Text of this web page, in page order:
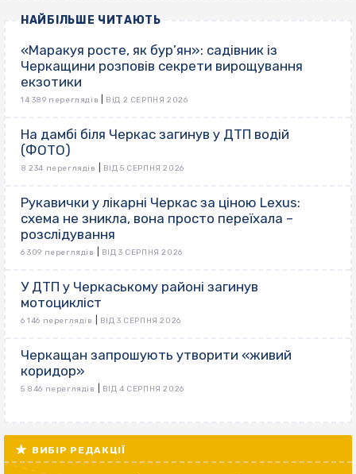
НАЙБІЛЬШЕ ЧИТАЮТЬ
«Маракуя росте, як бур’ян»: садівник із
Черкащини розповів секрети вирощування
екзотики
14 389 переглядів ВІД 2 СЕРПНЯ 2026
На дамбі біля Черкас загинув у ДТП водій
(ФОТО)
8 234 переглядів ВІД 5 СЕРПНЯ 2026
Рукавички у лікарні Черкас за ціною Lexus:
схема не зникла, вона просто переїхала –
розслідування
6 309 переглядів ВІД 3 СЕРПНЯ 2026
У ДТП у Черкаському районі загинув
мотоцикліст
6 146 переглядів ВІД 3 СЕРПНЯ 2026
Черкащан запрошують утворити «живий
коридор»
5 846 переглядів ВІД 4 СЕРПНЯ 2026
ВИБІР РЕДАКЦІЇ